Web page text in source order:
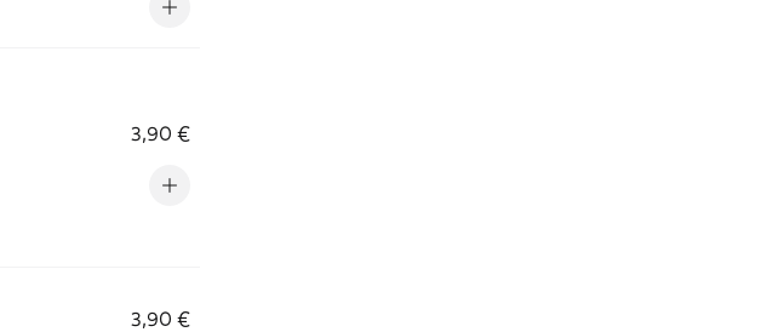
3,90 €
3,90 €